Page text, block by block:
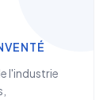
l'industrie